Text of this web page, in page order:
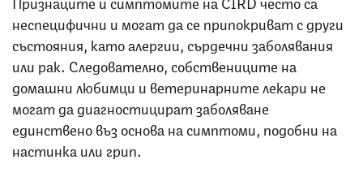
неспецифични и могат да се припокриват с други
състояния, като алергии, сърдечни заболявания
или рак. Следователно, собствениците на
домашни любимци и ветеринарните лекари не
могат да диагностицират заболяване
единствено въз основа на симптоми, подобни на
настинка или грип.